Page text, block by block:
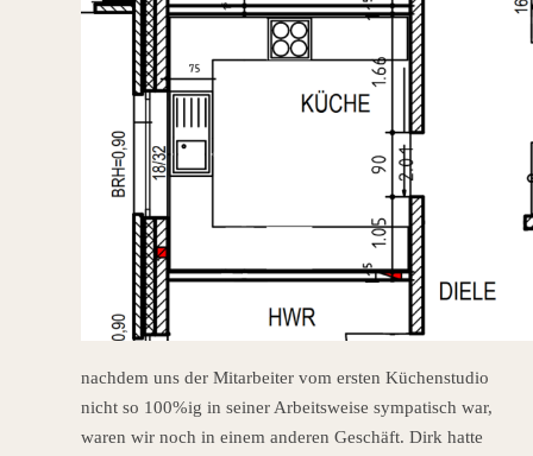
nachdem uns der Mitarbeiter vom ersten Küchenstudio
nicht so 100%ig in seiner Arbeitsweise sympatisch war,
waren wir noch in einem anderen Geschäft. Dirk hatte